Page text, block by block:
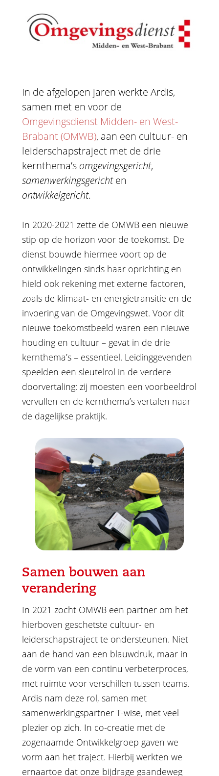
In de afgelopen jaren werkte Ardis,
samen met en voor de
Omgevingsdienst Midden- en West-
Brabant (OMWB), aan een cultuur- en
leiderschapstraject met de drie
kernthema’s omgevingsgericht,
samenwerkingsgerichten
ontwikkelgericht.
In 2020-2021 zette de OMWB een nieuwe
stip op de horizon voor de toekomst. De
dienst bouwde hiermee voort op de
ontwikkelingen sinds haar oprichting en
hield ook rekening met externe factoren,
zoals de klimaat- en energietransitie en de
invoering van de Omgevingswet. Voor dit
nieuwe toekomstbeeld waren een nieuwe
houding en cultuur – gevat in de drie
kernthema’s – essentieel. Leidinggevenden
speelden een sleutelrol in de verdere
doorvertaling: zij moesten een voorbeeldrol
vervullen en de kernthema’s vertalen naar
de dagelijkse praktijk.
Samen bouwen aan
verandering
In 2021 zocht OMWB een partner om het
hierboven geschetste cultuur- en
leiderschapstraject te ondersteunen. Niet
aan de hand van een blauwdruk, maar in
de vorm van een continu verbeterproces,
met ruimte voor verschillen tussen teams.
Ardis nam deze rol, samen met
samenwerkingspartner T-wise, met veel
plezier op zich. In co-creatie met de
zogenaamde Ontwikkelgroep gaven we
vorm aan het traject. Hierbij werkten we
ernaartoe dat onze bijdrage gaandeweg